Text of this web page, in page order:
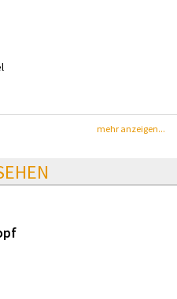
mehr anzeigen...